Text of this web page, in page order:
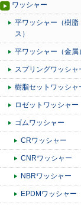
ワッシャー
平ワッシャー（樹脂
ス）
平ワッシャー（金属）
スプリングワッシャ
樹脂セットワッシャ
ロゼットワッシャー
ゴムワッシャー
CRワッシャー
CNRワッシャー
NBRワッシャー
EPDMワッシャー